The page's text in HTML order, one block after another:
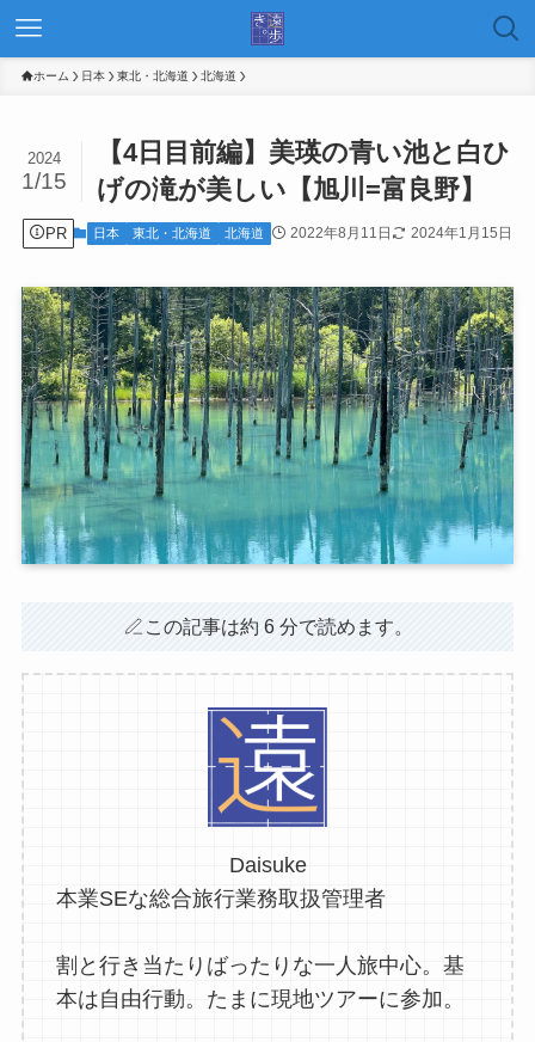
ホーム 日本 東北・北海道 北海道
【4日目前編】美瑛の青い池と白ひ
げの滝が美しい【旭川=富良野】
2024
1/15
PR 日本 東北・北海道 北海道 2022年8月11日 2024年1月15日
この記事は約 6 分で読めます。
Daisuke
本業SEな総合旅行業務取扱管理者
割と行き当たりばったりな一人旅中心。基
本は自由行動。たまに現地ツアーに参加。